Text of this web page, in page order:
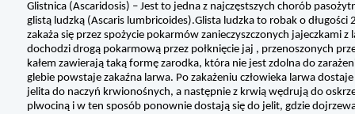
Glistnica (Ascaridosis) – Jest to jedna z najczęstszych chorób
glistą ludzką (Ascaris lumbricoides).Glista ludzka to robak o
zakaża się przez spożycie pokarmów zanieczyszczonych jajeczkami
dochodzi drogą pokarmową przez połknięcie jaj , przenoszonych
kałem zawierają taką formę zarodka, która nie jest zdolna do
glebie powstaje zakaźna larwa. Po zakażeniu człowieka larwa
jelita do naczyń krwionośnych, a następnie z krwią wędrują do
plwociną i w ten sposób ponownie dostają się do jelit, gdzie